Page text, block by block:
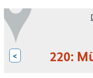
< 220: